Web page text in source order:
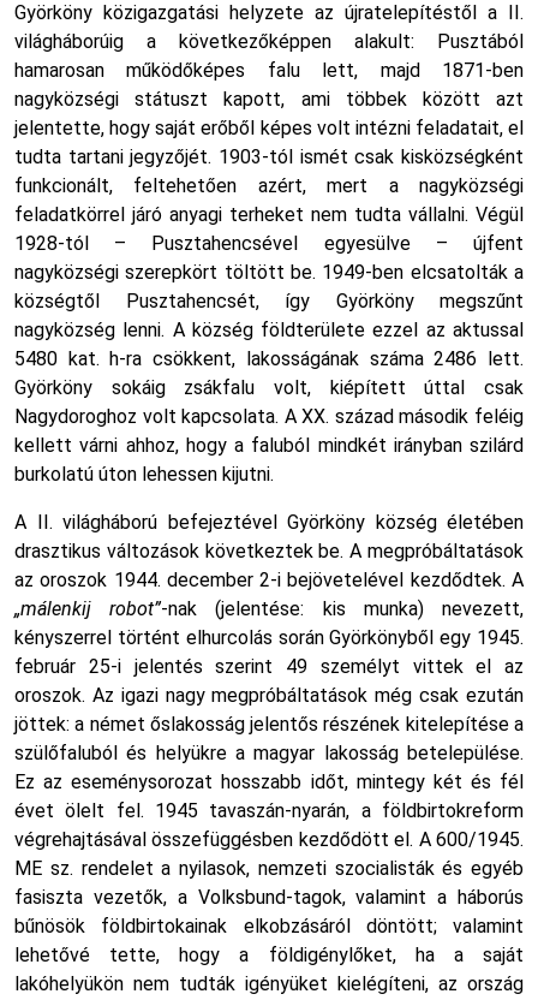
Györköny közigazgatási helyzete az újratelepítéstől a II.
világháborúig a következőképpen alakult: Pusztából
hamarosan működőképes falu lett, majd 1871-ben
nagyközségi státuszt kapott, ami többek között azt
jelentette, hogy saját erőből képes volt intézni feladatait, el
tudta tartani jegyzőjét. 1903-tól ismét csak kisközségként
funkcionált, feltehetően azért, mert a nagyközségi
feladatkörrel járó anyagi terheket nem tudta vállalni. Végül
1928-tól – Pusztahencsével egyesülve – újfent
nagyközségi szerepkört töltött be. 1949-ben elcsatolták a
községtől Pusztahencsét, így Györköny megszűnt
nagyközség lenni. A község földterülete ezzel az aktussal
5480 kat. h-ra csökkent, lakosságának száma 2486 lett.
Györköny sokáig zsákfalu volt, kiépített úttal csak
Nagydoroghoz volt kapcsolata. A XX. század második feléig
kellett várni ahhoz, hogy a faluból mindkét irányban szilárd
burkolatú úton lehessen kijutni.
A II. világháború befejeztével Györköny község életében
drasztikus változások következtek be. A megpróbáltatások
az oroszok 1944. december 2-i bejövetelével kezdődtek. A
„málenkij robot”-nak (jelentése: kis munka) nevezett,
kényszerrel történt elhurcolás során Györkönyből egy 1945.
február 25-i jelentés szerint 49 személyt vittek el az
oroszok. Az igazi nagy megpróbáltatások még csak ezután
jöttek: a német őslakosság jelentős részének kitelepítése a
szülőfaluból és helyükre a magyar lakosság betelepülése.
Ez az eseménysorozat hosszabb időt, mintegy két és fél
évet ölelt fel. 1945 tavaszán-nyarán, a földbirtokreform
végrehajtásával összefüggésben kezdődött el. A 600/1945.
ME sz. rendelet a nyilasok, nemzeti szocialisták és egyéb
fasiszta vezetők, a Volksbund-tagok, valamint a háborús
bűnösök földbirtokainak elkobzásáról döntött; valamint
lehetővé tette, hogy a földigénylőket, ha a saját
lakóhelyükön nem tudták igényüket kielégíteni, az ország